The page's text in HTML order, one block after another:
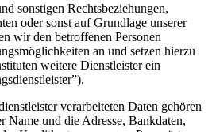
sonstigen Rechtsbeziehungen,
oder sonst auf Grundlage unserer
wir den betroffenen Personen
an und setzen hierzu
weitere Dienstleister ein
verarbeiteten Daten gehören
Name und die Adresse, Bankdaten,